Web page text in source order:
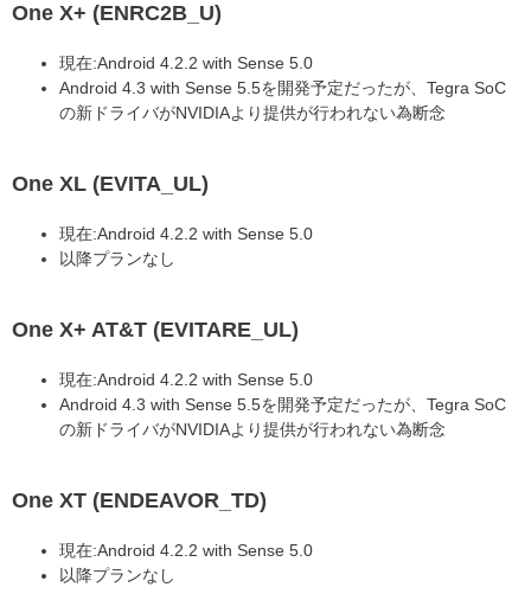
One X+ (ENRC2B_U)
現在:Android 4.2.2 with Sense 5.0
Android 4.3 with Sense 5.5を開発予定だったが、Tegra SoC
の新ドライバがNVIDIAより提供が行われない為断念
One XL (EVITA_UL)
現在:Android 4.2.2 with Sense 5.0
以降プランなし
One X+ AT&T (EVITARE_UL)
現在:Android 4.2.2 with Sense 5.0
Android 4.3 with Sense 5.5を開発予定だったが、Tegra SoC
の新ドライバがNVIDIAより提供が行われない為断念
One XT (ENDEAVOR_TD)
現在:Android 4.2.2 with Sense 5.0
以降プランなし